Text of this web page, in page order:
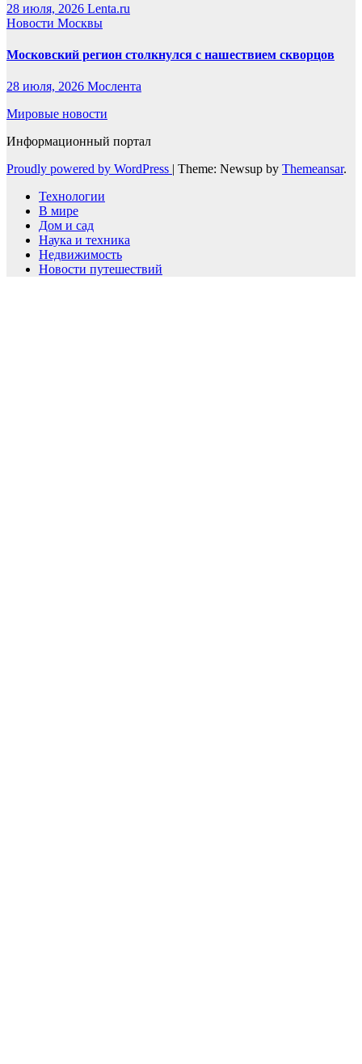
28 июля, 2026 Lenta.ru
Новости Москвы
Московский регион столкнулся с нашествием скворцов
28 июля, 2026 Мослента
Мировые новости
Информационный портал
Proudly powered by WordPress | Theme: Newsup by Themeansar.
Технологии
В мире
Дом и сад
Наука и техника
Недвижимость
Новости путешествий